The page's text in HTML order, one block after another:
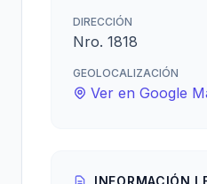
DIRECCIÓN
Nro. 1818
GEOLOCALIZACIÓN
Ver en Google
INFORMACIÓN